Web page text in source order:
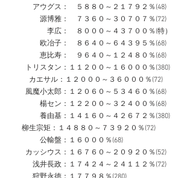
アウグス：　５８８０～２１７９２％(48)
源博雅：　７３６０～３０７０７％(72)
李広：　８０００～４３７００％(特）
欧冶子：　８６４０～６４３９５％(68)
恵比寿：　９６４０～１２４８０％(68)
トリスタン：１１２００～１６０００％(380)
カエサル：１２０００～３６０００％(72)
風魔小太郎：１２０６０～５３４６０％(68)
楊セン：１２２００～３２４００％(68)
養由基：１４１６０～４２６７２％(380)
      柳生宗矩：１４８８０～７３９２０％(72)
公輸盤：１６０００％(68)
カッシウス：１６７６０～２０９２０％(52)
浅井長政：１７４２４～２４１１２％(72)